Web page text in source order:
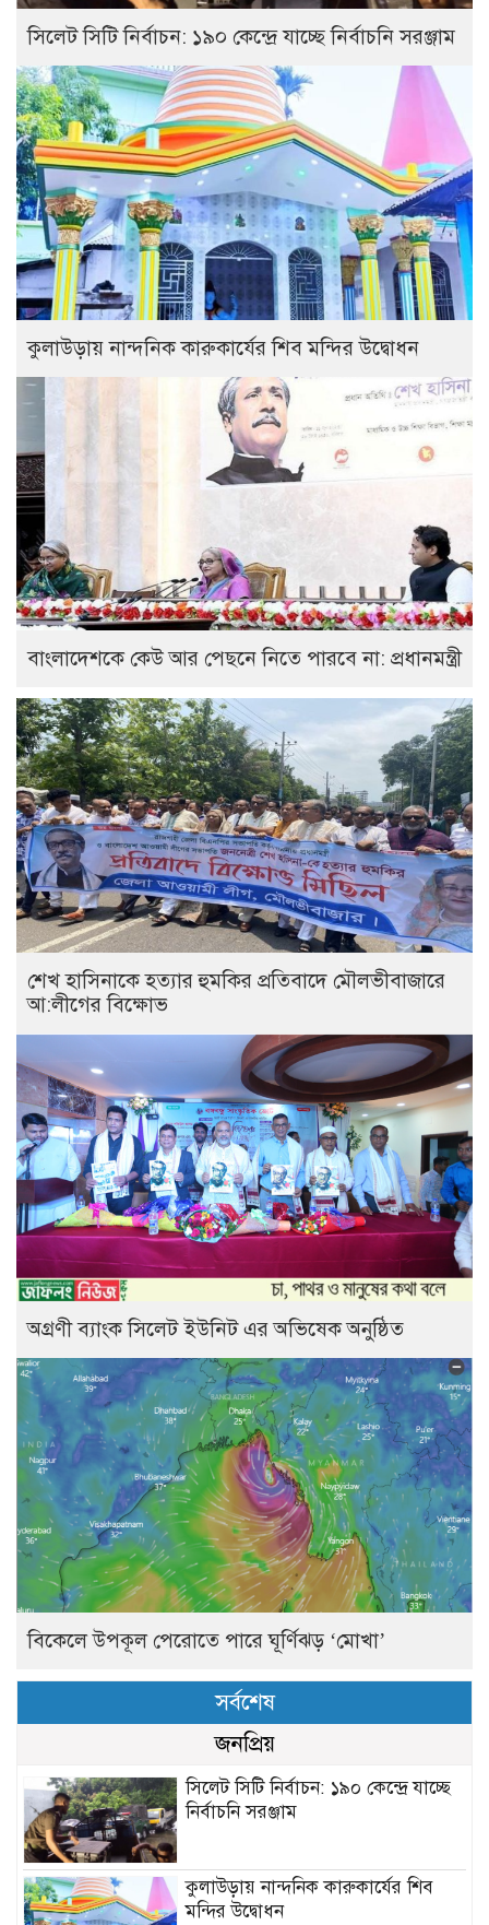
সিলেট সিটি নির্বাচন: ১৯০ কেন্দ্রে যাচ্ছে নির্বাচনি সরঞ্জাম
কুলাউড়ায় নান্দনিক কারুকার্যের শিব মন্দির উদ্বোধন
বাংলাদেশকে কেউ আর পেছনে নিতে পারবে না: প্রধানমন্ত্রী
শেখ হাসিনাকে হত্যার হুমকির প্রতিবাদে মৌলভীবাজারে
আ:লীগের বিক্ষোভ
অগ্রণী ব্যাংক সিলেট ইউনিট এর অভিষেক অনুষ্ঠিত
বিকেলে উপকূল পেরোতে পারে ঘূর্ণিঝড় ‘মোখা’
সর্বশেষ
জনপ্রিয়
সিলেট সিটি নির্বাচন: ১৯০ কেন্দ্রে যাচ্ছে
নির্বাচনি সরঞ্জাম
কুলাউড়ায় নান্দনিক কারুকার্যের শিব
মন্দির উদ্বোধন